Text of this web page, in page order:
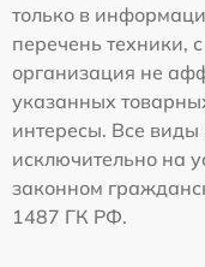
только в
перечень техники,
организация не
указанных
интересы. Все
исключительно на
законном
1487 ГК РФ.